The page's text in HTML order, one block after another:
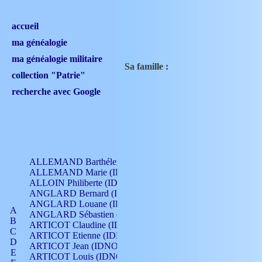
accueil
ma généalogie
ma généalogie militaire
collection "Patrie"
recherche avec Google
A
B
C
D
E
ALLEMAND Barthélemy (IDNO 330)
ALLEMAND Marie (IDNO 165)
ALLOIN Philiberte (IDNO 449)
ANGLARD Bernard (IDNO 4)
ANGLARD Louane (IDNO 4)
ANGLARD Sébastien (IDNO 4)
ARTICOT Claudine (IDNO 105)
ARTICOT Etienne (IDNO 420)
ARTICOT Jean (IDNO 210)
ARTICOT Louis (IDNO 420)
Sa famille :